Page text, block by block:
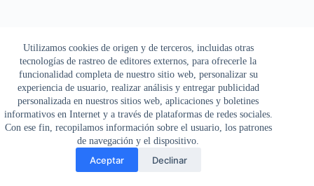
Utilizamos cookies de origen y de terceros, incluidas otras
tecnologías de rastreo de editores externos, para ofrecerle la
funcionalidad completa de nuestro sitio web, personalizar su
experiencia de usuario, realizar análisis y entregar publicidad
personalizada en nuestros sitios web, aplicaciones y boletines
informativos en Internet y a través de plataformas de redes sociales.
Con ese fin, recopilamos información sobre el usuario, los patrones
de navegación y el dispositivo.
Aceptar Declinar